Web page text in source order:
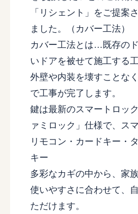
「リシェント」をご提案
ました。（カバー工法）
カバー工法とは…既存の
いドアを被せて施工する工
外壁や内装を壊すことな
で工事が完了します。
鍵は最新のスマートロッ
ァミロック」仕様で、ス
リモコン・カードキー・
キー
多彩なカギの中から、家
使いやすさに合わせて、
ただけます。